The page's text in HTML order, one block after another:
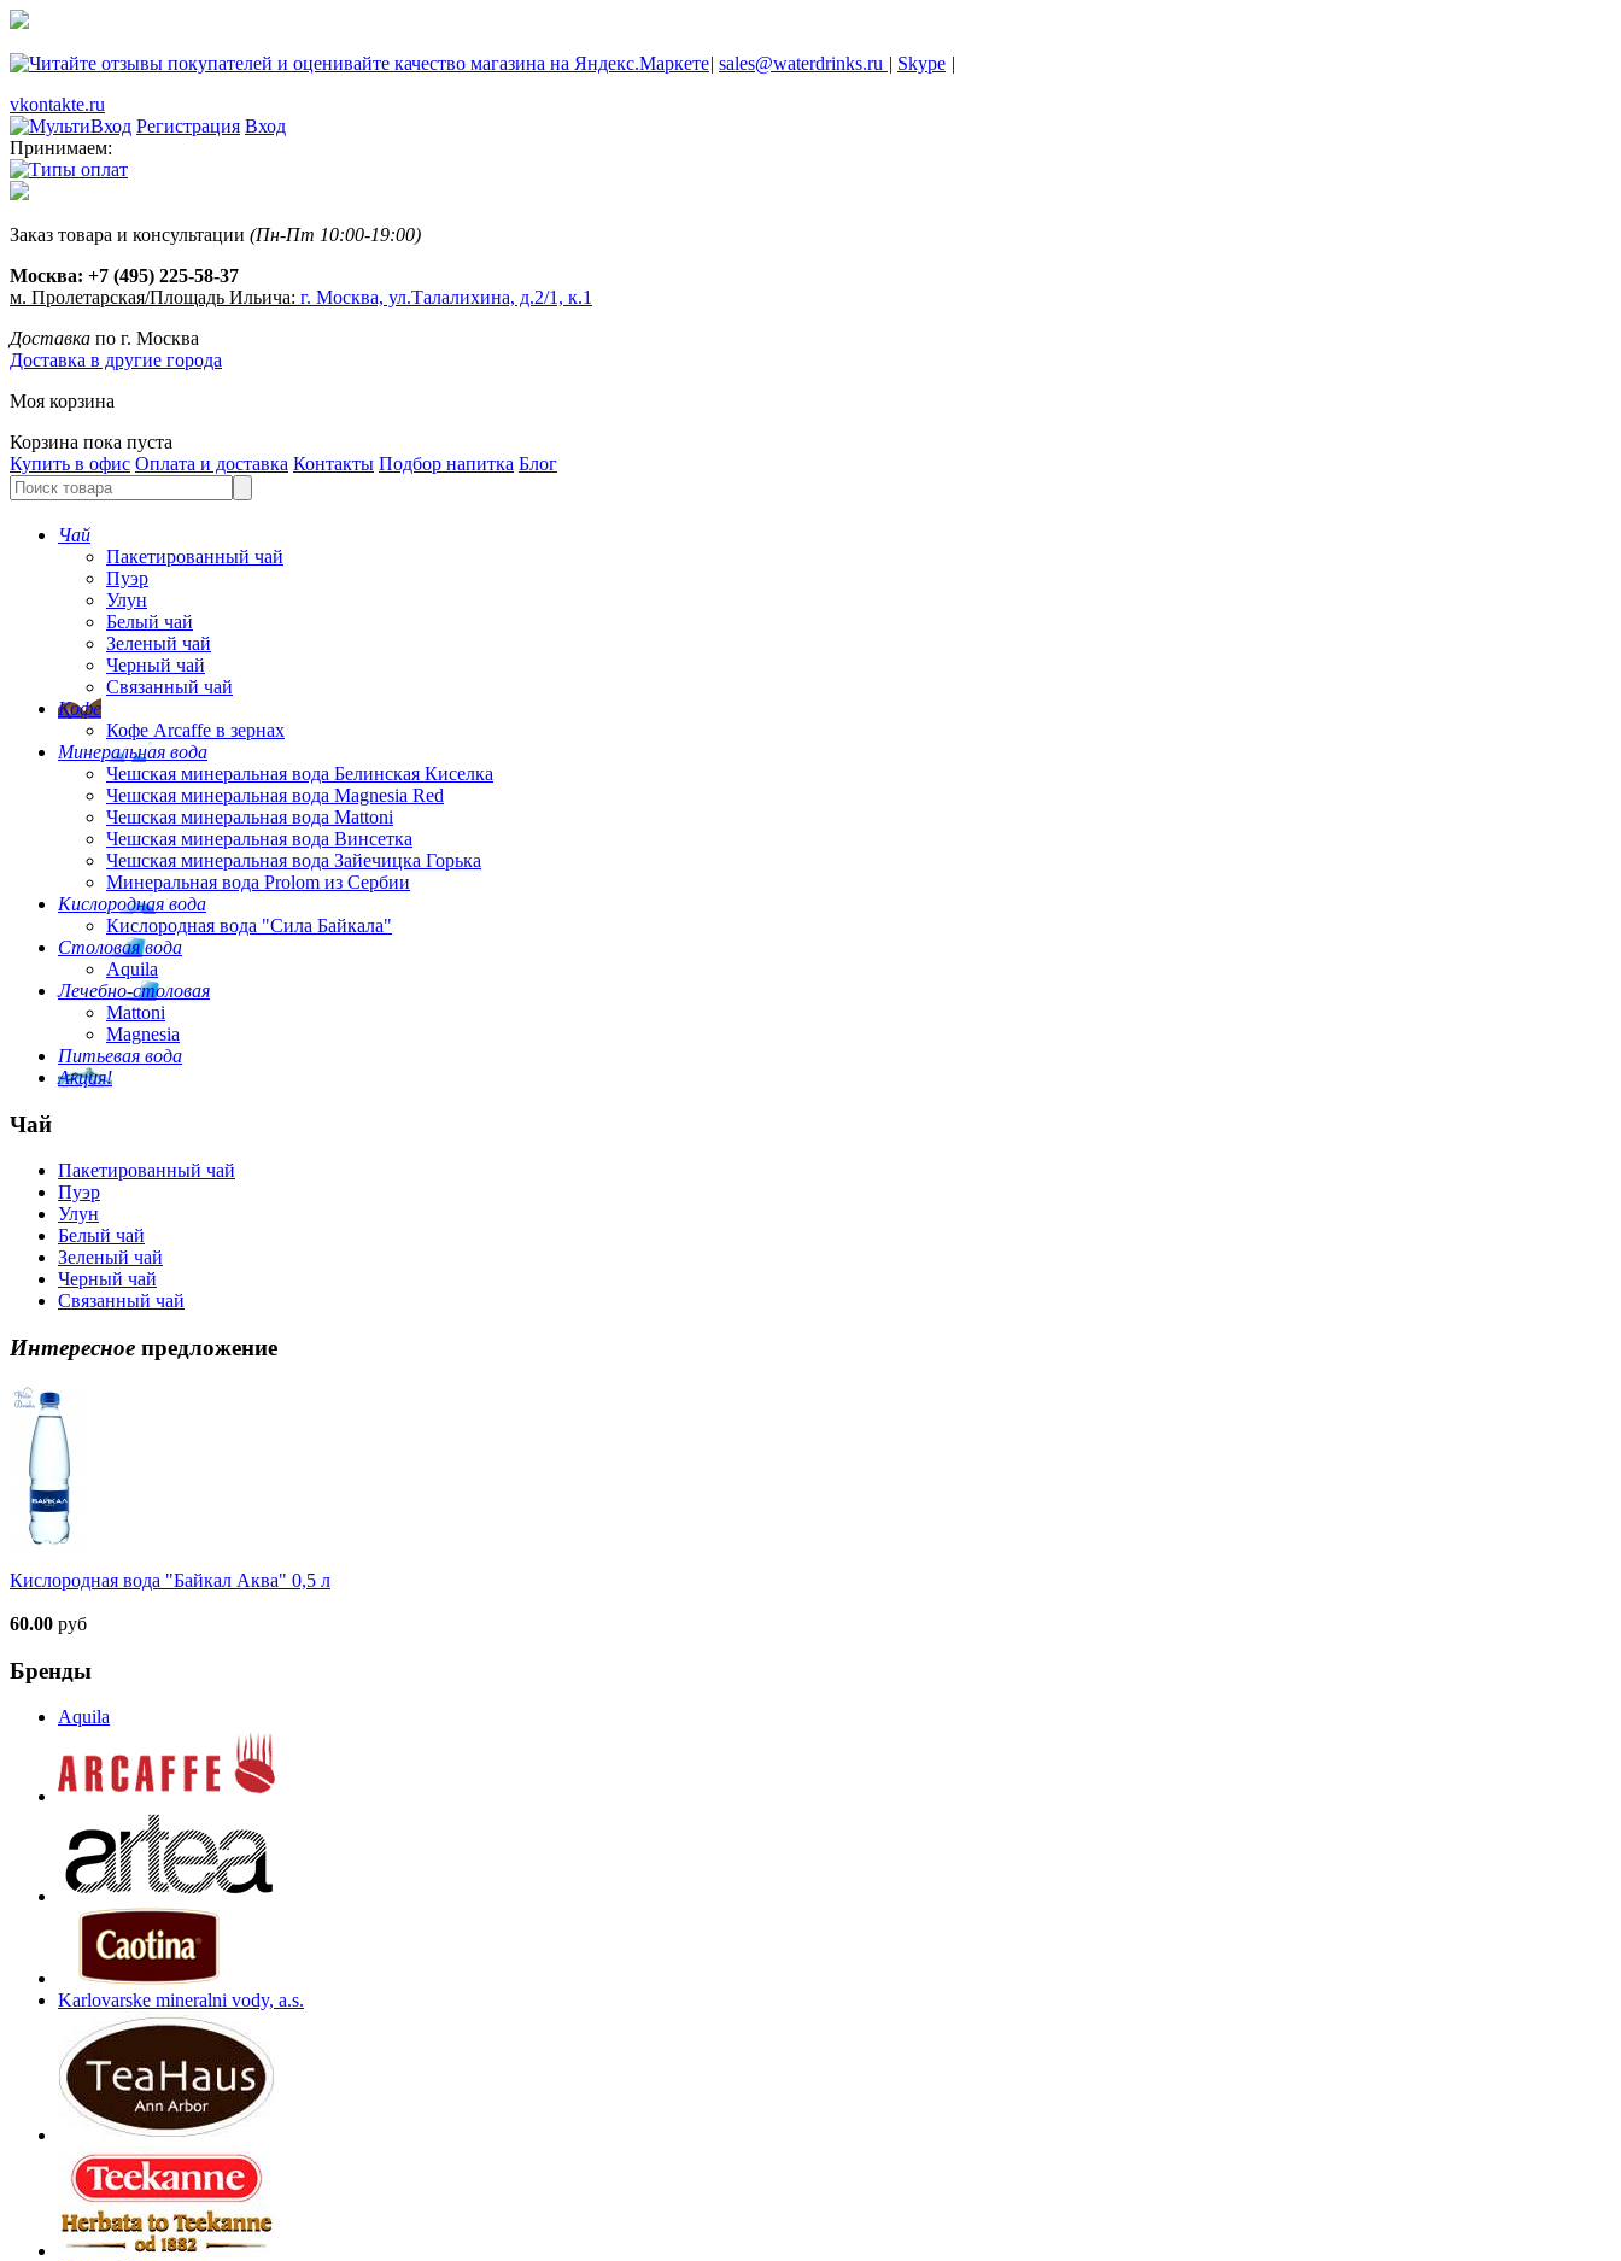
| sales@waterdrinks.ru | Skype |
vkontakte.ru
Регистрация Вход
Принимаем:
Заказ товара и консультации (Пн-Пт 10:00-19:00)
Москва: +7 (495) 225-58-37
м. Пролетарская/Площадь Ильича: г. Москва, ул.Талалихина, д.2/1, к.1
Доставка по г. Москва
Доставка в другие города
Моя корзина
Корзина пока пуста
Купить в офис Оплата и доставка Контакты Подбор напитка Блог
Чай
Пакетированный чай
Пуэр
Улун
Белый чай
Зеленый чай
Черный чай
Связанный чай
Кофе
Кофе Arcaffe в зернах
Минеральная вода
Чешская минеральная вода Белинская Киселка
Чешская минеральная вода Magnesia Red
Чешская минеральная вода Mattoni
Чешская минеральная вода Винсетка
Чешская минеральная вода Зайечицка Горька
Минеральная вода Prolom из Сербии
Кислородная вода
Кислородная вода "Сила Байкала"
Столовая вода
Aquila
Лечебно-столовая
Mattoni
Magnesia
Питьевая вода
Акция!
Чай
Пакетированный чай
Пуэр
Улун
Белый чай
Зеленый чай
Черный чай
Связанный чай
Интересное предложение
Кислородная вода "Байкал Аква" 0,5 л
60.00 руб
Бренды
Aquila
Karlovarske mineralni vody, a.s.